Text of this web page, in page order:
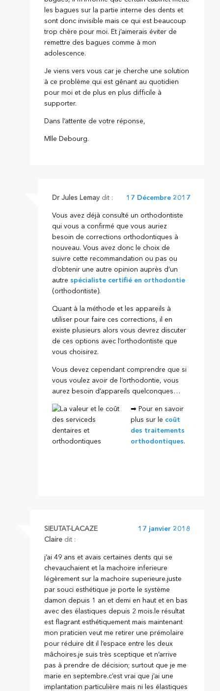
les bagues sur la partie interne des dents et
sont donc invisible mais ce qui est beaucoup
trop chère pour moi. Et j’aimerais éviter de
remettre des bagues comme à mon
adolescence.
Je viens vers vous car je cherche une solution
à ce problème qui est gênant au quotidien
pour moi et de plus en plus difficile à
supporter.
Dans l’attente de votre réponse,
Mlle Debourg.
Dr Jules Lemay dit : 17 Décembre 2017
Vous avez déjà consulté un orthodontiste
qui vous a confirmé que vous auriez
besoin de corrections orthodontiques à
nouveau. Vous avez donc le choix de
suivre cette recommandation ou pas ou
d’obtenir une autre opinion auprès d’un
autre spécialiste certifié en orthodontie
(orthodontiste).
Quant à la méthode et les appareils à
utiliser pour faire ces corrections, il en
existe plusieurs alors vous devrez discuter
de ces options avec l’orthodontiste que
vous choisirez.
Vous devez cependant comprendre que si
vous voulez avoir de l’orthodontie, vous
aurez besoin d’appareils quelconques…
➡ Pour en savoir
plus sur le coût
des traitements
orthodontiques.
SIEUTAT-LACAZE
Claire dit :
17 janvier 2018
j’ai 49 ans et avais certaines dents qui se
chevauchaient et la machoire inferieure
légèrement sur la machoire superieure.juste
par souci esthétique je porte le système
damon depuis 1 an et demi en haut et en bas
avec des élastiques depuis 2 mois.le résultat
est flagrant esthétiquement mais maintenant
mon praticien veut me retirer une prémolaire
pour réduire dit il l’espace entre les deux
mâchoires.je suis très sceptique et n’arrive
pas à prendre de décision; surtout que je me
marie en septembre.c’est vrai que j’ai une
implantation particulière mais ni les élastiques